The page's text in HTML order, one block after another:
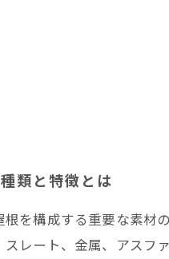
類と特徴とは
根を構成する重要な素材
スレート、金属、アスフ